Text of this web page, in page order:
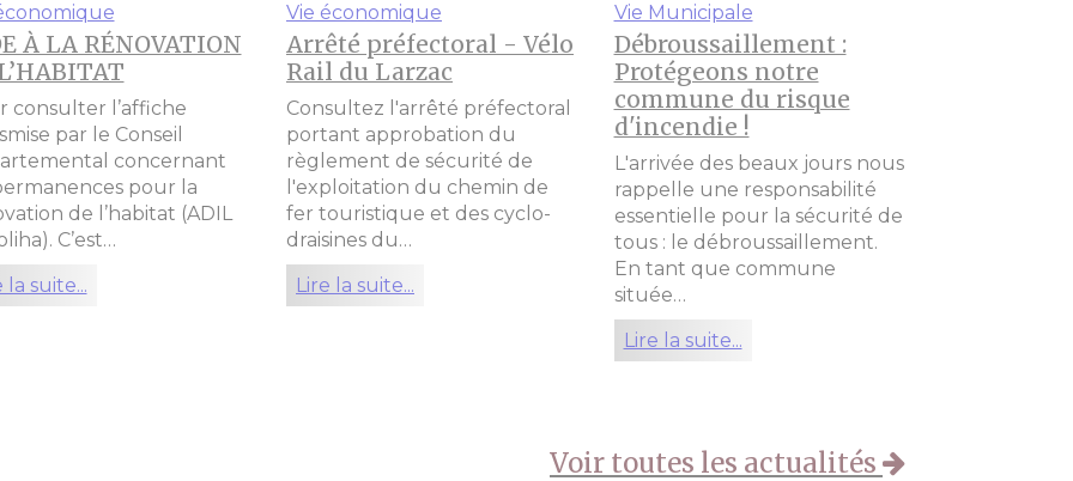
À LA RÉNOVATION
consulter l’affiche
par le Conseil
concernant
pour la
de l’habitat (ADIL
C’est…
la suite...
Vie économique
Arrêté préfectoral - Vélo
Rail du Larzac
Consultez l'arrêté préfectoral
portant approbation du
règlement de sécurité de
l'exploitation du chemin de
fer touristique et des cyclo-
draisines du…
Lire la suite...
Vie Municipale
Débroussaillement :
Protégeons notre
commune du risque
d'incendie !
L'arrivée des beaux jours nous
rappelle une responsabilité
essentielle pour la sécurité de
tous : le débroussaillement.
En tant que commune
située…
Lire la suite...
Voir toutes les actualités